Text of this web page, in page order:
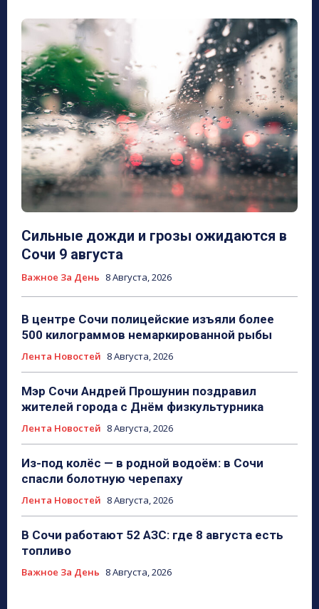
Сильные дожди и грозы ожидаются в
Сочи 9 августа
Важное За День 8 Августа, 2026
В центре Сочи полицейские изъяли более
500 килограммов немаркированной рыбы
Лента Новостей 8 Августа, 2026
Мэр Сочи Андрей Прошунин поздравил
жителей города с Днём физкультурника
Лента Новостей 8 Августа, 2026
Из-под колёс — в родной водоём: в Сочи
спасли болотную черепаху
Лента Новостей 8 Августа, 2026
В Сочи работают 52 АЗС: где 8 августа есть
топливо
Важное За День 8 Августа, 2026